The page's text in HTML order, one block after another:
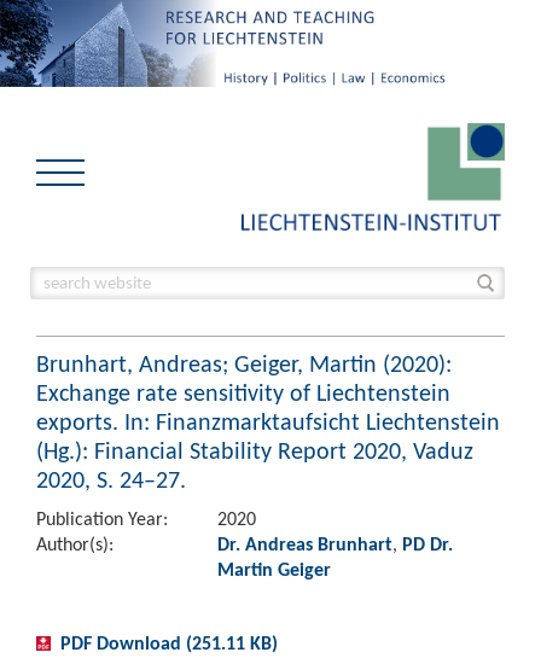
Brunhart, Andreas; Geiger, Martin (2020):
Exchange rate sensitivity of Liechtenstein
exports. In: Finanzmarktaufsicht Liechtenstein
(Hg.): Financial Stability Report 2020, Vaduz
2020, S. 24–27.
Publication Year:
2020
Author(s):
Dr. Andreas Brunhart, PD Dr.
Martin Geiger
PDF Download (251.11 KB)